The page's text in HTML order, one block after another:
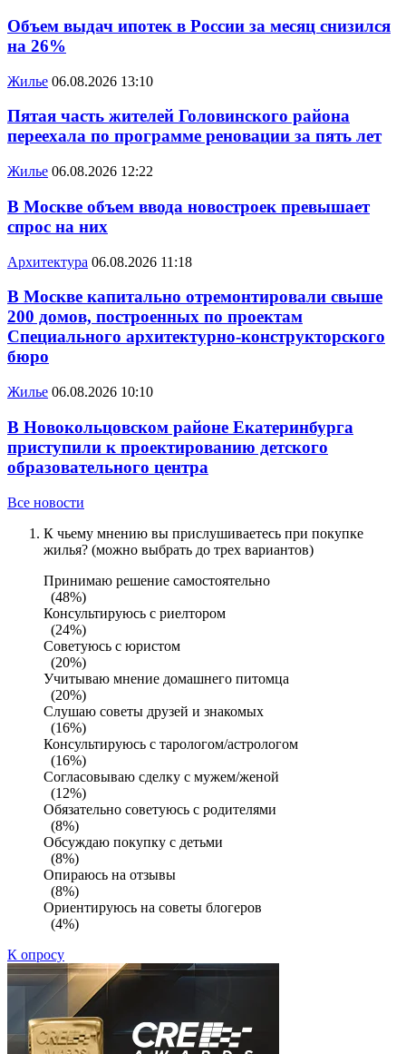
Объем выдач ипотек в России за месяц снизился
на 26%
Жилье 06.08.2026 13:10
Пятая часть жителей Головинского района
переехала по программе реновации за пять лет
Жилье 06.08.2026 12:22
В Москве объем ввода новостроек превышает
спрос на них
Архитектура 06.08.2026 11:18
В Москве капитально отремонтировали свыше
200 домов, построенных по проектам
Специального архитектурно-конструкторского
бюро
Жилье 06.08.2026 10:10
В Новокольцовском районе Екатеринбурга
приступили к проектированию детского
образовательного центра
Все новости
К чьему мнению вы прислушиваетесь при покупке
жилья? (можно выбрать до трех вариантов)
Принимаю решение самостоятельно
(48%)
Консультируюсь с риелтором
(24%)
Советуюсь с юристом
(20%)
Учитываю мнение домашнего питомца
(20%)
Слушаю советы друзей и знакомых
(16%)
Консультируюсь с тарологом/астрологом
(16%)
Согласовываю сделку с мужем/женой
(12%)
Обязательно советуюсь с родителями
(8%)
Обсуждаю покупку с детьми
(8%)
Опираюсь на отзывы
(8%)
Ориентируюсь на советы блогеров
(4%)
К опросу